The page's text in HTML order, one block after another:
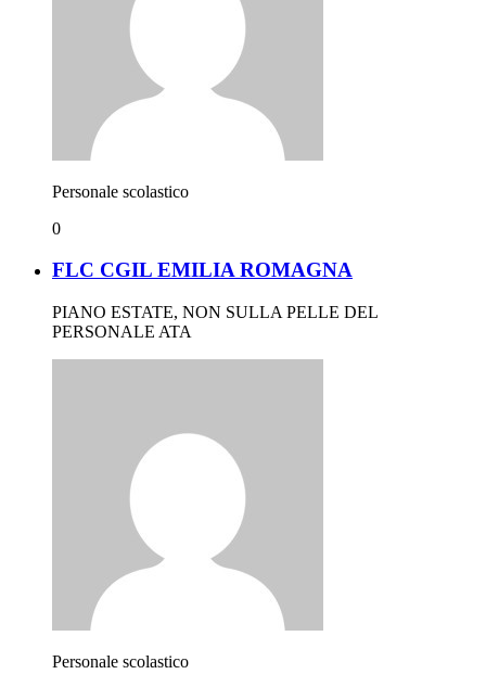
Personale scolastico
0
FLC CGIL EMILIA ROMAGNA
PIANO ESTATE, NON SULLA PELLE DEL
PERSONALE ATA
Personale scolastico